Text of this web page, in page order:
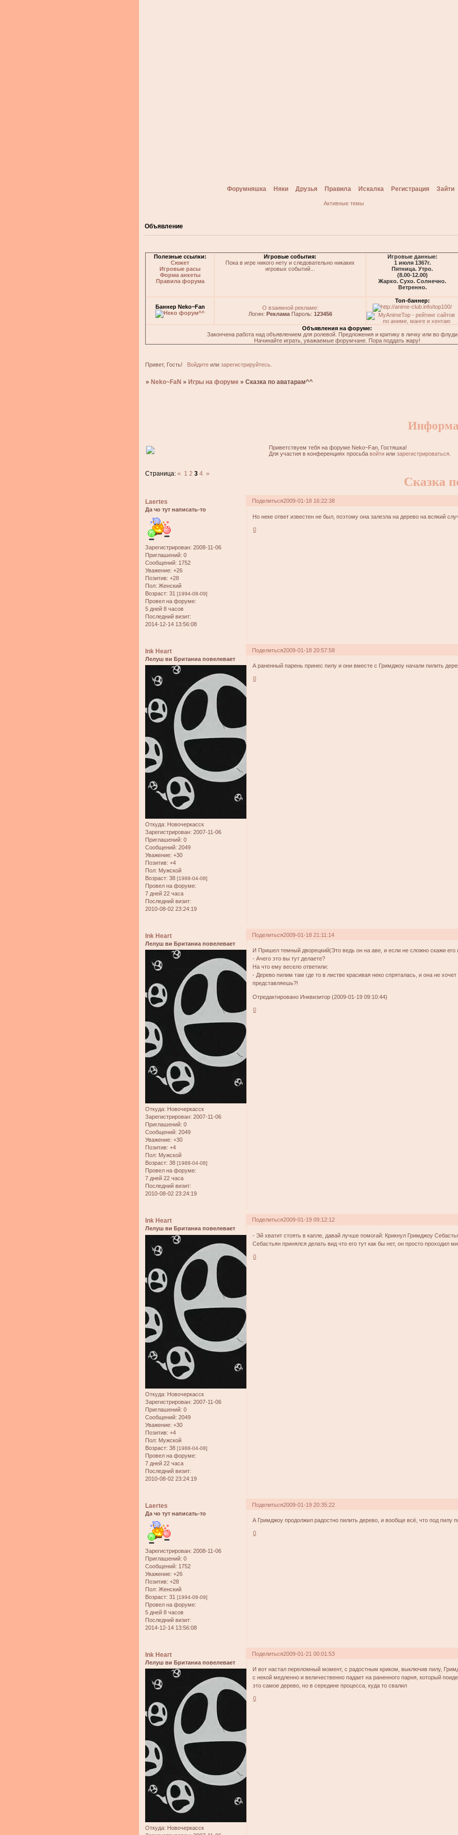
Форумняшка Няки Друзья Правила Искалка Регистрация Зайти
Активные темы
Объявление
Полезные ссылки:
Сюжет
Игровые расы
Форма анкеты
Правила форума
Игровые события:
Пока в игре никого нету и следовательно никаких
игровых событий...
Игровые данные:
1 июля 1367г.
Пятница. Утро.
(8.00-12.00)
Жарко. Сухо. Солнечно.
Ветренно.
Баннер Neko~Fan
О взаимной рекламе:
Логин: РекламаПароль: 123456
Топ-баннер:
Объявления на форуме:
Закончена работа над объявлением для ролевой. Предложения и критику в личку или во
Начинайте играть, уважаемые форумчане. Пора поддать жару!
Привет, Гость! Войдитеили зарегистрируйтесь.
» Neko~FaN » Игры на форуме »Сказка по аватарам^^
Приветствуем тебя на форуме Neko~Fan, Гостяшка!
Для участия в конференциях просьба войти или зарегистрироваться
Сказка
Страница:« 1 2 3 4 »
Поделиться2009-01-18 16:22:38
Laertes
Да чо тут написать-то
Зарегистрирован: 2008-11-06
Приглашений: 0
Сообщений: 1752
Уважение: +26
Позитив: +28
Пол: Женский
Возраст: 31 [1994-08-09]
Провел на форуме:
5 дней 8 часов
Последний визит:
2014-12-14 13:56:08
Но неке ответ известен не был, поэтому она залезла на дерево на всякий
0
Поделиться2009-01-18 20:57:58
Ink Heart
Лелуш ви Британиа повелевает
Откуда: Новочеркасск
Зарегистрирован: 2007-11-06
Приглашений: 0
Сообщений: 2049
Уважение: +30
Позитив: +4
Пол: Мужской
Возраст: 38 [1988-04-08]
Провел на форуме:
7 дней 22 часа
Последний визит:
2010-08-02 23:24:19
А раненный парень принес пилу и они вместе с Гримджоу начали пилить
0
Поделиться2009-01-18 21:11:14
Ink Heart
Лелуш ви Британиа повелевает
Откуда: Новочеркасск
Зарегистрирован: 2007-11-06
Приглашений: 0
Сообщений: 2049
Уважение: +30
Позитив: +4
Пол: Мужской
Возраст: 38 [1988-04-08]
Провел на форуме:
7 дней 22 часа
Последний визит:
2010-08-02 23:24:19
И Пришел темный дворецкий(Это ведь он на аве, и если не сложно скажи его
- Ачего это вы тут делаете?
На что ему весело ответили:
- Дерево пилим там где то в листве красивая неко спряталась, и она не
представляешь?!
Отредактировано Инквизитор (2009-01-19 09:10:44)
0
Поделиться2009-01-19 09:12:12
Ink Heart
Лелуш ви Британиа повелевает
Откуда: Новочеркасск
Зарегистрирован: 2007-11-06
Приглашений: 0
Сообщений: 2049
Уважение: +30
Позитив: +4
Пол: Мужской
Возраст: 38 [1988-04-08]
Провел на форуме:
7 дней 22 часа
Последний визит:
2010-08-02 23:24:19
- Эй хватит стоять в капле, давай лучше помогай: Крикнул Гримджоу
Себастьян принялся делать вид что его тут как бы нет, он просто проходил
0
Поделиться2009-01-19 20:35:22
Laertes
Да чо тут написать-то
Зарегистрирован: 2008-11-06
Приглашений: 0
Сообщений: 1752
Уважение: +26
Позитив: +28
Пол: Женский
Возраст: 31 [1994-08-09]
Провел на форуме:
5 дней 8 часов
Последний визит:
2014-12-14 13:56:08
А Гримджоу продолжил радостно пилить дерево, и вообще всё, что под пилу
0
Поделиться2009-01-21 00:01:53
Ink Heart
Лелуш ви Британиа повелевает
Откуда: Новочеркасск
И вот настал переломный момент, с радостным криком, выключив пилу,
с некой медленно и величественно падает на раненного парня, который
это самое дерево, но в середине процесса, куда то свалил
0